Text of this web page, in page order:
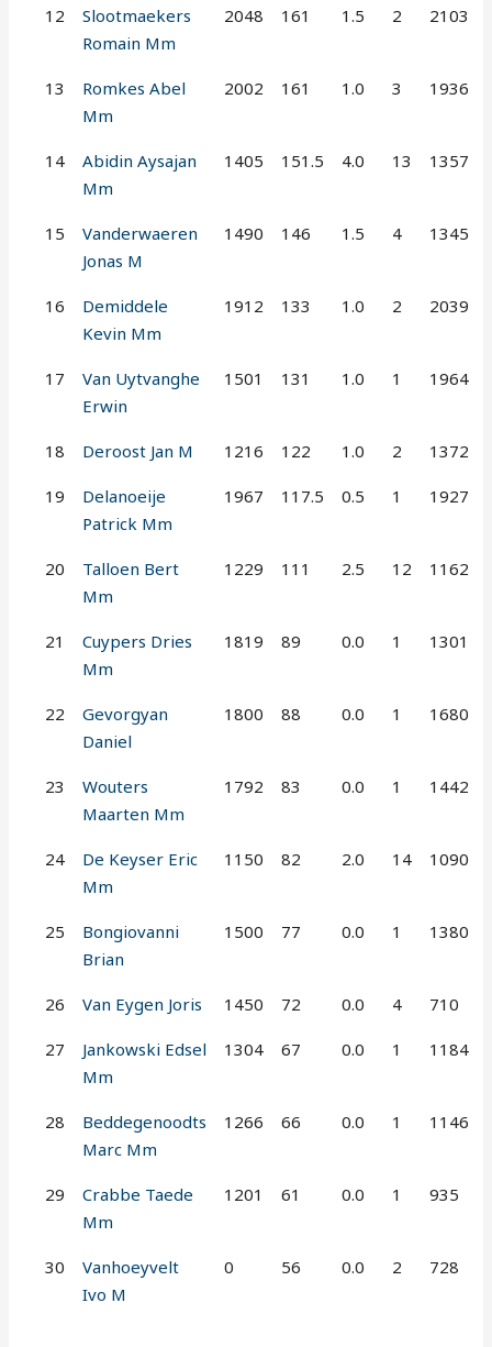
12
Slootmaekers
Romain Mm
2048 161 1.5 2 2103
13
Romkes Abel
Mm
2002 161 1.0 3 1936
14
Abidin Aysajan
Mm
1405 151.5 4.0 13 1357
15
Vanderwaeren
Jonas M
1490 146 1.5 4 1345
16
Demiddele
Kevin Mm
1912 133 1.0 2 2039
17
Van Uytvanghe
Erwin
1501 131 1.0 1 1964
18 Deroost Jan M 1216 122 1.0 2 1372
19
Delanoeije
Patrick Mm
1967 117.5 0.5 1 1927
20
Talloen Bert
Mm
1229 111 2.5 12 1162
21
Cuypers Dries
Mm
1819 89 0.0 1 1301
22
Gevorgyan
Daniel
1800 88 0.0 1 1680
23
Wouters
Maarten Mm
1792 83 0.0 1 1442
24
De Keyser Eric
Mm
1150 82 2.0 14 1090
25
Bongiovanni
Brian
1500 77 0.0 1 1380
26 Van Eygen Joris 1450 72 0.0 4 710
27
Jankowski Edsel
Mm
1304 67 0.0 1 1184
28
Beddegenoodts
Marc Mm
1266 66 0.0 1 1146
29
Crabbe Taede
Mm
1201 61 0.0 1 935
30
Vanhoeyvelt
Ivo M
0 56 0.0 2 728